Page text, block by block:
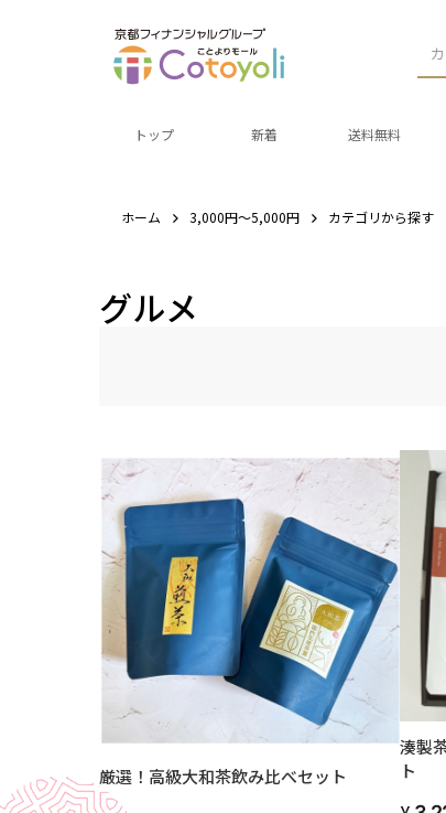
トップ 新着 送料無料
ホーム 3,000円～5,000円 カテゴリから探す
グルメ
厳選！高級大和茶飲み比べセット
湊製
ト